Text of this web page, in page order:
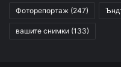
Фоторепортаж (247)
вашите снимки (133)